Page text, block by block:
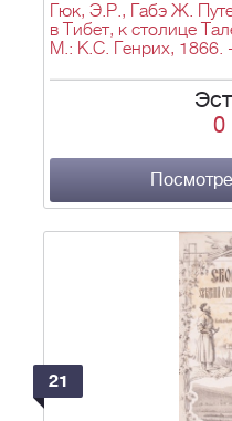
Гюк, Э.Р., Габэ Ж.
в Тибет, к столице
М.: К.С. Генрих, 1866.
0
21